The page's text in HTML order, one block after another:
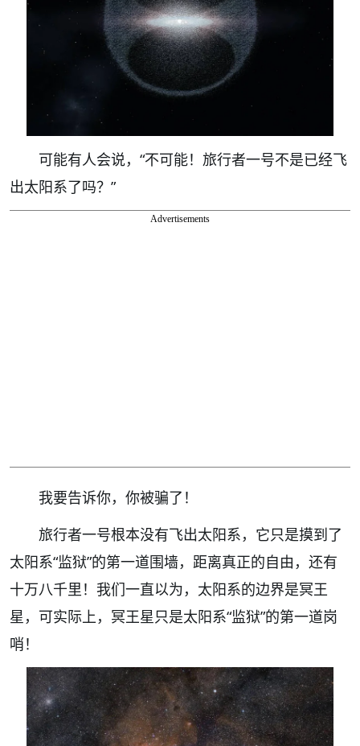
可能有人会说，“不可能！旅行者一号不是已经飞
出太阳系了吗？”
Advertisements
我要告诉你，你被骗了！
旅行者一号根本没有飞出太阳系，它只是摸到了
太阳系“监狱”的第一道围墙，距离真正的自由，还有
十万八千里！我们一直以为，太阳系的边界是冥王
星，可实际上，冥王星只是太阳系“监狱”的第一道岗
哨！